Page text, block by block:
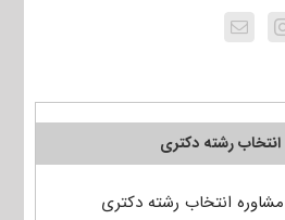
انتخاب رشته دکتری
مشاوره انتخاب رشته دکتری